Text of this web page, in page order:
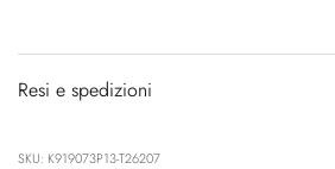
Resi e spedizioni
SKU: K919073P13-T26207